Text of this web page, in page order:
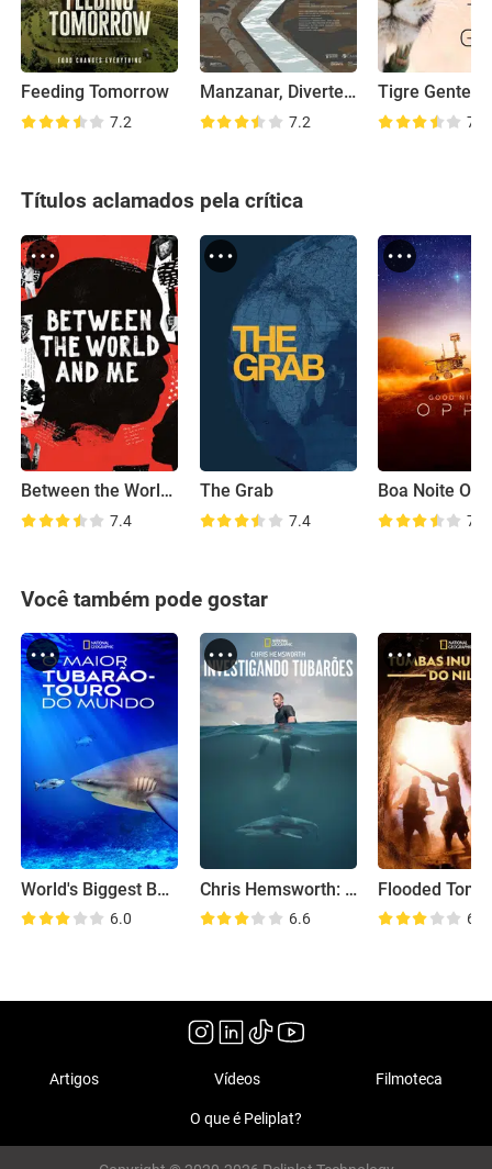
Feeding Tomorrow
7.2
Manzanar, Diverted: When Water Becomes Dust
7.2
Tigre Gente
7.3
Títulos aclamados pela crítica
Between the World and Me
7.4
The Grab
7.4
Boa Noite
7.7
Você também pode gostar
World's Biggest Bull Shark
6.0
Chris Hemsworth: Investigando Tubarões
6.6 6.3
Artigos Vídeos Filmoteca
O que é Peliplat?